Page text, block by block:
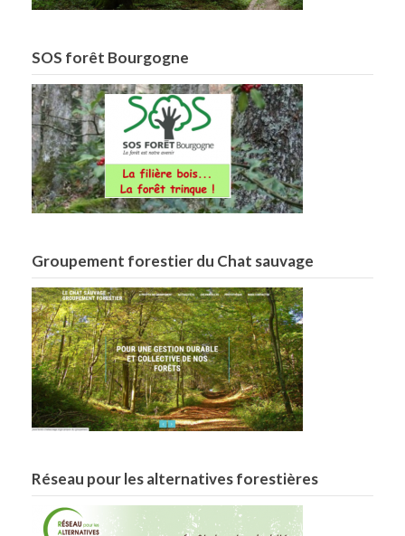
SOS forêt Bourgogne
Groupement forestier du Chat sauvage
Réseau pour les alternatives forestières